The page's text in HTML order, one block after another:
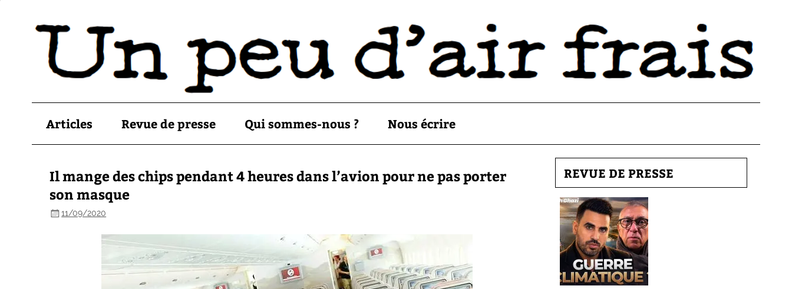
Articles Revue de presse Qui sommes-nous ? Nous écrire
Il mange des chips pendant 4 heures dans l’avion pour ne pas porter
son masque
11/09/2020
REVUE DE PRESSE